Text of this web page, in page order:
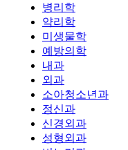
병리학
약리학
미생물학
예방의학
내과
외과
소아청소년과
정신과
신경외과
성형외과